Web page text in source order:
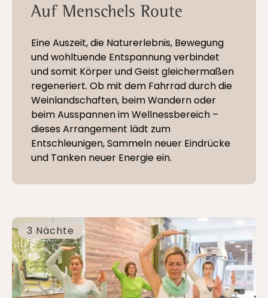
Auf Menschels Route
Eine Auszeit, die Naturerlebnis, Bewegung
und wohltuende Entspannung verbindet
und somit Körper und Geist gleichermaßen
regeneriert. Ob mit dem Fahrrad durch die
Weinlandschaften, beim Wandern oder
beim Ausspannen im Wellnessbereich –
dieses Arrangement lädt zum
Entschleunigen, Sammeln neuer Eindrücke
und Tanken neuer Energie ein.
3 Nächte